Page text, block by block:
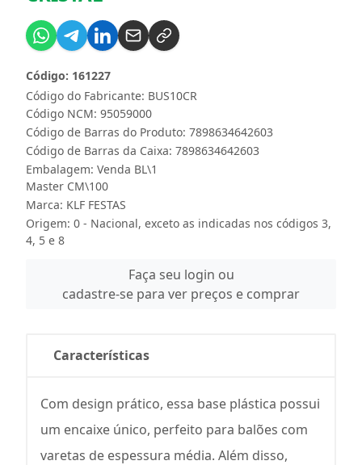
Código do Fabricante: BUS10CR
Código: 161227
Código NCM: 95059000
Código de Barras do Produto: 7898634642603
Código de Barras da Caixa: 7898634642603
Embalagem: Venda BL\1
Master CM\100
Marca: KLF FESTAS
Origem: 0 - Nacional, exceto as indicadas nos códigos 3,
4, 5 e 8
Faça seu login ou
cadastre-se para ver preços e comprar
Características
Com design prático, essa base plástica possui
um encaixe único, perfeito para balões com
varetas de espessura média. Além disso,